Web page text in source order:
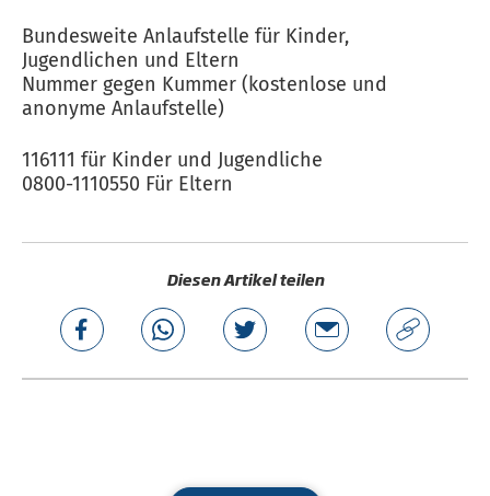
Bundesweite Anlaufstelle für Kinder,
Jugendlichen und Eltern
Nummer gegen Kummer (kostenlose und
anonyme Anlaufstelle)
116111 für Kinder und Jugendliche
0800-1110550 Für Eltern
Diesen Artikel teilen